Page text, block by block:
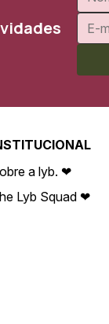
a lyb. ❤
Lyb Squad ❤